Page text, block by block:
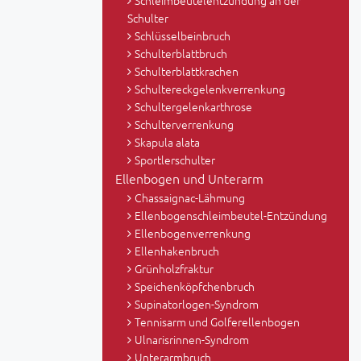
Schulter
Schlüsselbeinbruch
Schulterblattbruch
Schulterblattkrachen
Schultereckgelenkverrenkung
Schultergelenkarthrose
Schulterverrenkung
Skapula alata
Sportlerschulter
Ellenbogen und Unterarm
Chassaignac-Lähmung
Ellenbogenschleimbeutel-Entzündung
Ellenbogenverrenkung
Ellenhakenbruch
Grünholzfraktur
Speichenköpfchenbruch
Supinatorlogen-Syndrom
Tennisarm und Golferellenbogen
Ulnarisrinnen-Syndrom
Unterarmbruch